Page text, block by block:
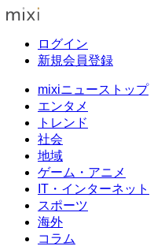
ログイン
新規会員登録
mixiニューストップ
エンタメ
トレンド
社会
地域
ゲーム・アニメ
IT・インターネット
スポーツ
海外
コラム